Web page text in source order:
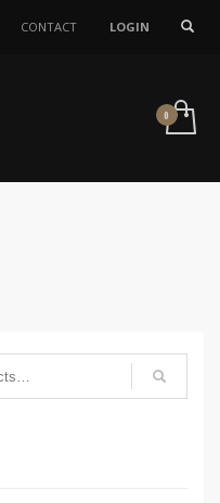
CONTACT LOGIN